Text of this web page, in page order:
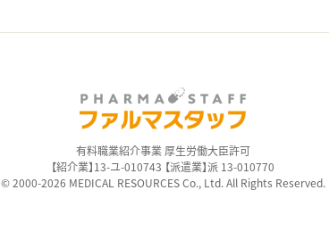
有料職業紹介事業 厚生労働大臣許可
【紹介業】13-ユ-010743 【派遣業】派 13-010770
© 2000-2026 MEDICAL RESOURCES Co., Ltd. All Rights Reserved.